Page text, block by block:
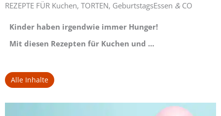
REZEPTE FÜR Kuchen, TORTEN, GeburtstagsEssen & CO
Kinder haben irgendwie immer Hunger!
Mit diesen Rezepten für Kuchen und …
Alle Inhalte